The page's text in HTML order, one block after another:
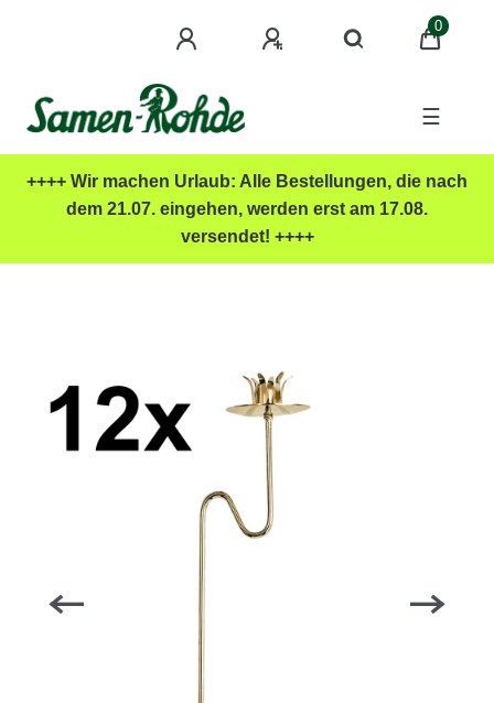
0
☰
++++ Wir machen Urlaub: Alle Bestellungen, die nach
dem 21.07. eingehen, werden erst am 17.08.
versendet! ++++